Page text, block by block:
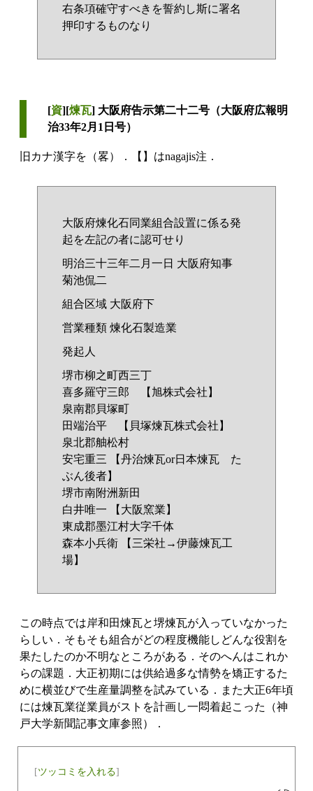
右条項確守すべきを誓約し斯に署名
押印するものなり
[資][煉瓦] 大阪府告示第二十二号（大阪府広報明
治33年2月1日号）
旧カナ漢字を（畧）．【】はnagajis注．
大阪府煉化石同業組合設置に係る発
起を左記の者に認可せり
明治三十三年二月一日 大阪府知事
菊池侃二
組合区域 大阪府下
営業種類 煉化石製造業
発起人
堺市柳之町西三丁
喜多羅守三郎 【旭株式会社】
泉南郡貝塚町
田端治平 【貝塚煉瓦株式会社】
泉北郡舳松村
安宅重三 【丹治煉瓦or日本煉瓦 た
ぶん後者】
堺市南附洲新田
白井唯一 【大阪窯業】
東成郡墨江村大字千体
森本小兵衛 【三栄社→伊藤煉瓦工
場】
この時点では岸和田煉瓦と堺煉瓦が入っていなかった
らしい．そもそも組合がどの程度機能しどんな役割を
果たしたのか不明なところがある．そのへんはこれか
らの課題．大正初期には供給過多な情勢を矯正するた
めに横並びで生産量調整を試みている．また大正6年頃
には煉瓦業従業員がストを計画し一悶着起こった（神
戸大学新聞記事文庫参照）．
[ツッコミを入れる]